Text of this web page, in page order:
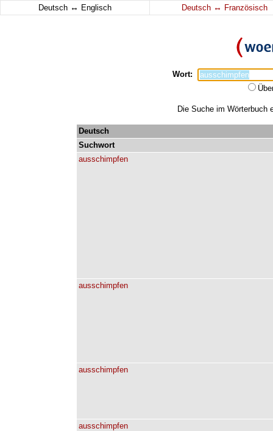
Deutsch ↔ Englisch Deutsch ↔ Französisch
Wort:
Die Suche im Wörterbuch
Deutsch
Suchwort
ausschimpfen
ausschimpfen
ausschimpfen
ausschimpfen